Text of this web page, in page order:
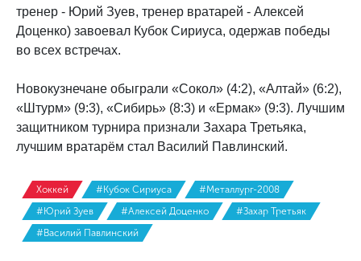
тренер - Юрий Зуев, тренер вратарей - Алексей
Доценко) завоевал Кубок Сириуса, одержав победы
во всех встречах.
Новокузнечане обыграли «Сокол» (4:2), «Алтай» (6:2),
«Штурм» (9:3), «Сибирь» (8:3) и «Ермак» (9:3). Лучшим
защитником турнира признали Захара Третьяка,
лучшим вратарём стал Василий Павлинский.
Хоккей #Кубок Сириуса
#Металлург-2008
#Юрий Зуев
#Алексей Доценко
#Захар Третьяк
#Василий Павлинский